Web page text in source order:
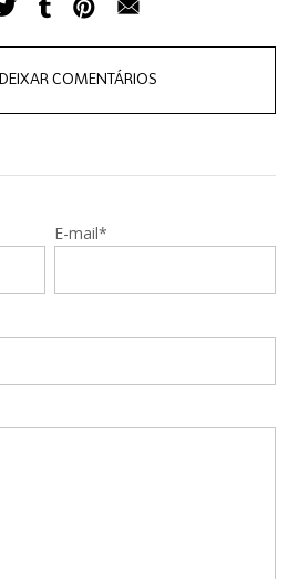
DEIXAR COMENTÁRIOS
E-mail*